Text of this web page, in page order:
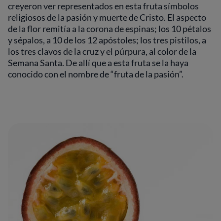
creyeron ver representados en esta fruta símbolos
religiosos de la pasión y muerte de Cristo. El aspecto
de la flor remitía a la corona de espinas; los 10 pétalos
y sépalos, a 10 de los 12 apóstoles; los tres pistilos, a
los tres clavos de la cruz y el púrpura, al color de la
Semana Santa. De allí que a esta fruta se la haya
conocido con el nombre de “fruta de la pasión”.